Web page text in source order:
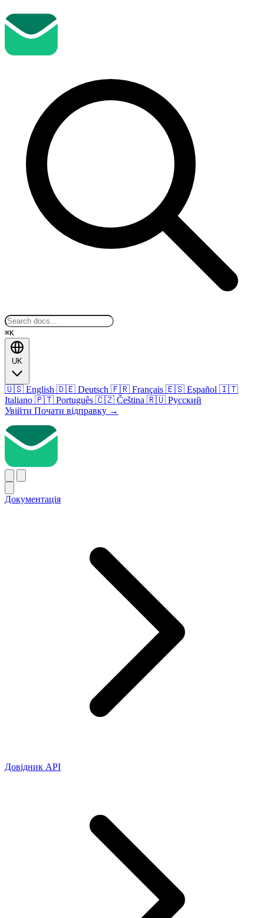
⌘K
UK
🇺🇸 English 🇩🇪 Deutsch 🇫🇷 Français 🇪🇸 Español 🇮🇹
Italiano 🇵🇹 Português 🇨🇿 Čeština 🇷🇺 Русский
Увійти Почати відправку →
Документація
Довідник API